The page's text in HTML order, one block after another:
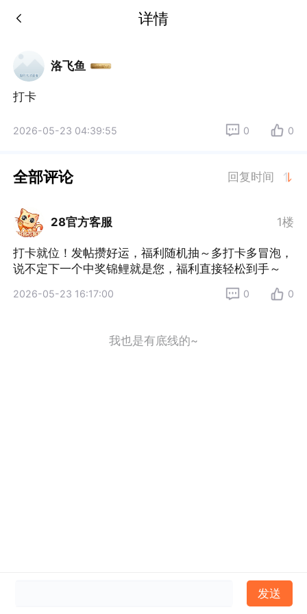
详情
洛飞鱼
打卡
2026-05-23 04:39:55 0 0
全部评论 回复时间
28官方客服 1楼
打卡就位！发帖攒好运，福利随机抽～多打卡多冒泡，
说不定下一个中奖锦鲤就是您，福利直接轻松到手～
2026-05-23 16:17:00 0 0
我也是有底线的~
发送